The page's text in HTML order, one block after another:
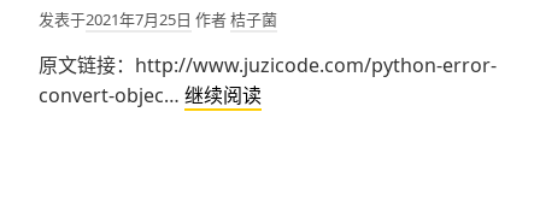
图
提
发表于2021年7月25日 作者桔子菌
原文链接：http://www.juzicode.com/python-error-
convert-objec… 继续阅读Python